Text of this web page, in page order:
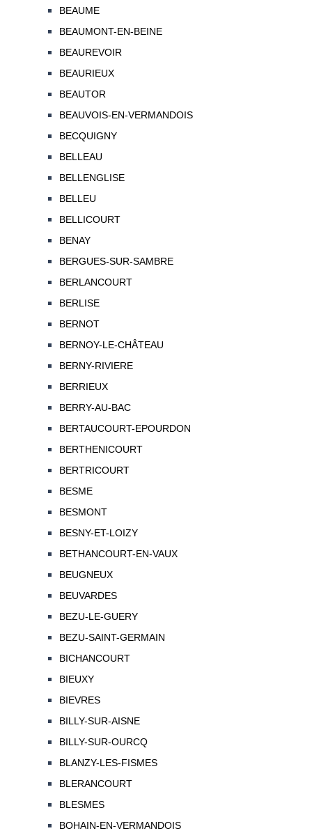
BEAUME
BEAUMONT-EN-BEINE
BEAUREVOIR
BEAURIEUX
BEAUTOR
BEAUVOIS-EN-VERMANDOIS
BECQUIGNY
BELLEAU
BELLENGLISE
BELLEU
BELLICOURT
BENAY
BERGUES-SUR-SAMBRE
BERLANCOURT
BERLISE
BERNOT
BERNOY-LE-CHÂTEAU
BERNY-RIVIERE
BERRIEUX
BERRY-AU-BAC
BERTAUCOURT-EPOURDON
BERTHENICOURT
BERTRICOURT
BESME
BESMONT
BESNY-ET-LOIZY
BETHANCOURT-EN-VAUX
BEUGNEUX
BEUVARDES
BEZU-LE-GUERY
BEZU-SAINT-GERMAIN
BICHANCOURT
BIEUXY
BIEVRES
BILLY-SUR-AISNE
BILLY-SUR-OURCQ
BLANZY-LES-FISMES
BLERANCOURT
BLESMES
BOHAIN-EN-VERMANDOIS